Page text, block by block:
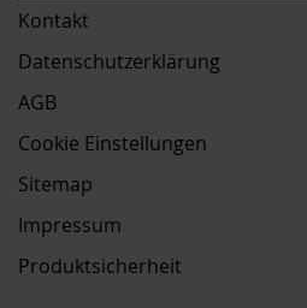
Kontakt
Datenschutzerklärung
AGB
Cookie Einstellungen
Sitemap
Impressum
Produktsicherheit